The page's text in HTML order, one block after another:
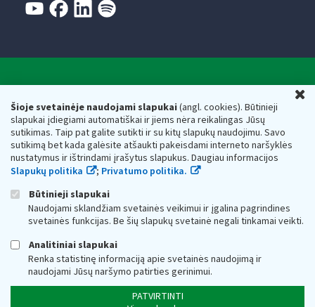
Šioje svetainėje naudojami slapukai(angl. cookies). Būtinieji
slapukai įdiegiami automatiškai ir jiems nėra reikalingas Jūsų
sutikimas. Taip pat galite sutikti ir su kitų slapukų naudojimu. Savo
sutikimą bet kada galėsite atšaukti pakeisdami interneto naršyklės
nustatymus ir ištrindami įrašytus slapukus. Daugiau informacijos
Slapukų politika
; Privatumo politika.
Būtinieji slapukai
Naudojami sklandžiam svetainės veikimui ir įgalina pagrindines
svetainės funkcijas. Be šių slapukų svetainė negali tinkamai veikti.
Analitiniai slapukai
Renka statistinę informaciją apie svetainės naudojimą ir
naudojami Jūsų naršymo patirties gerinimui.
PATVIRTINTI
Respublikos finansų ministerijos
Biudžetinė įstaiga. Juridinio asmens kodas — 188659752,
adresas: Vasario 16-osios g. 14, 01107 Vilnius, Lietuva, el.paštas:
vmi@vmi.lt, E. pristatymo dėžutės adresas 188659752
Duomenys apie Valstybinę mokesčių inspekciją prie Lietuvos
Respublikos finansų ministerijos kaupiami ir saugomi Juridinių